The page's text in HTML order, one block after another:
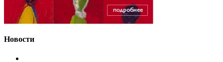
Новости